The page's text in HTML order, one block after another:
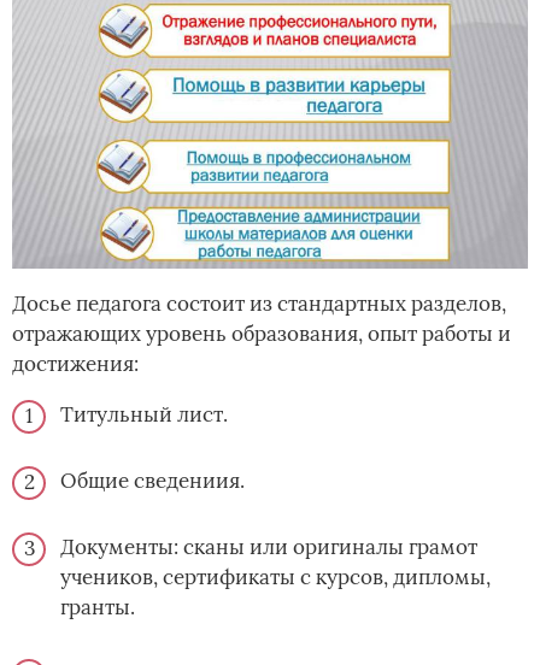
Досье педагога состоит из стандартных разделов,
отражающих уровень образования, опыт работы и
достижения:
Титульный лист.
Общие сведениия.
Документы: сканы или оригиналы грамот
учеников, сертификаты с курсов, дипломы,
гранты.